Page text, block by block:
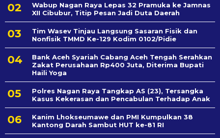
Wabup Nagan Raya Lepas 32 Pramuka ke Jamnas
XII Cibubur, Titip Pesan Jadi Duta Daerah
Tim Wasev Tinjau Langsung Sasaran Fisik dan
Nonfisik TMMD Ke-129 Kodim 0102/Pidie
Bank Aceh Syariah Cabang Aceh Tengah Serahkan
Zakat Perusahaan Rp400 Juta, Diterima Bupati
Haili Yoga
Polres Nagan Raya Tangkap AS (23), Tersangka
Kasus Kekerasan dan Pencabulan Terhadap Anak
Kanim Lhokseumawe dan PMI Kumpulkan 38
Kantong Darah Sambut HUT ke-81 RI